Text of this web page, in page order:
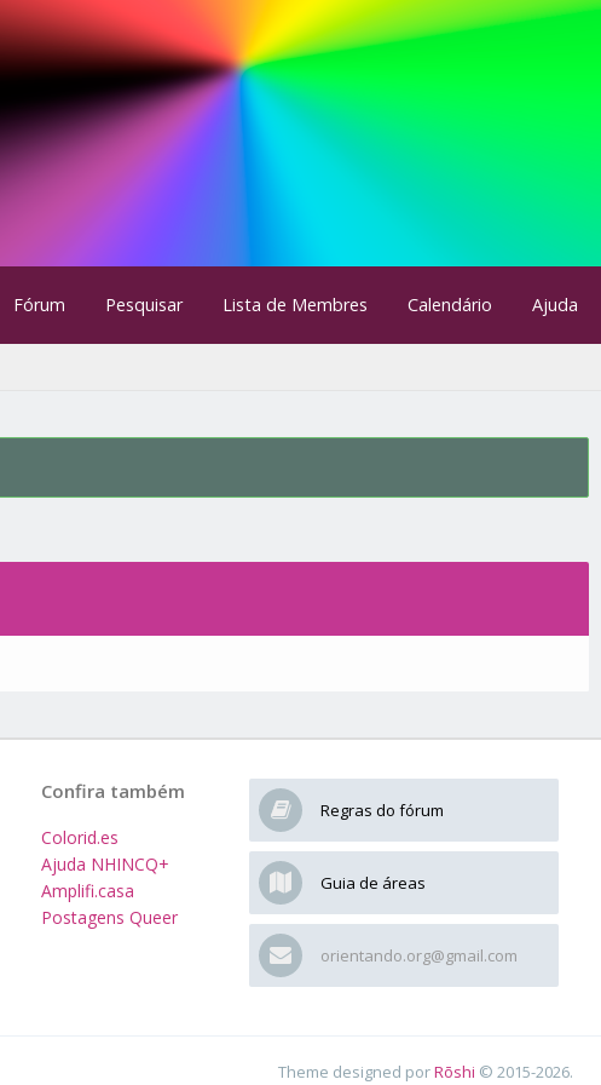
Fórum Pesquisar Lista de Membres Calendário Ajuda
Regras do fórum
Guia de áreas
orientando.org@gmail.com
Confira também
Colorid.es
Ajuda NHINCQ+
Amplifi.casa
Postagens Queer
Theme designed porRōshi © 2015-2026.